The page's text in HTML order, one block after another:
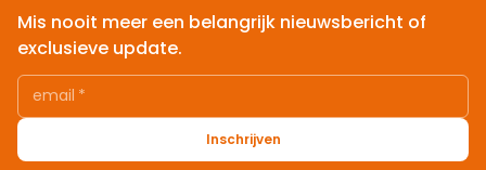
Mis nooit meer een belangrijk nieuwsbericht of
exclusieve update.
email *
Inschrijven